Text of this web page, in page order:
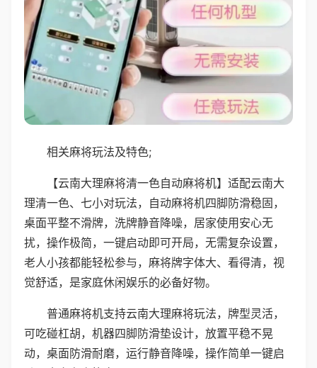
相关麻将玩法及特色;
【云南大理麻将清一色自动麻将机】适配云南大
理清一色、七小对玩法，自动麻将机四脚防滑稳固，
桌面平整不滑牌，洗牌静音降噪，居家使用安心无
扰，操作极简，一键启动即可开局，无需复杂设置，
老人小孩都能轻松参与，麻将牌字体大、看得清，视
觉舒适，是家庭休闲娱乐的必备好物。
普通麻将机支持云南大理麻将玩法，牌型灵活，
可吃碰杠胡，机器四脚防滑垫设计，放置平稳不晃
动，桌面防滑耐磨，运行静音降噪，操作简单一键启